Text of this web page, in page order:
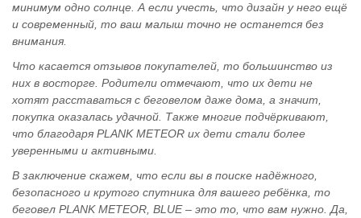
минимум одно солнце. А если учесть, что дизайн у него ещё
и современный, то ваш малыш точно не останется без
внимания.
Что касается отзывов покупателей, то большинство из
них в восторге. Родители отмечают, что их дети не
хотят расставаться с беговелом даже дома, а значит,
покупка оказалась удачной. Также многие подчёркивают,
что благодаря PLANK METEOR их дети стали более
уверенными и активными.
В заключение скажем, что если вы в поиске надёжного,
безопасного и крутого спутника для вашего ребёнка, то
беговел PLANK METEOR, BLUE – это то, что вам нужно. Да,